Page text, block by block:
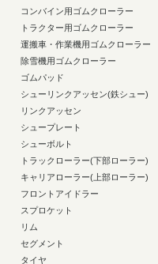
コンバイン用ゴムクローラー
トラクター用ゴムクローラー
運搬車・作業機用ゴムクローラー
除雪機用ゴムクローラー
ゴムパッド
シューリンクアッセン(鉄シュー)
リンクアッセン
シュープレート
シューボルト
トラックローラー(下部ローラー)
キャリアローラー(上部ローラー)
フロントアイドラー
スプロケット
リム
セグメント
タイヤ